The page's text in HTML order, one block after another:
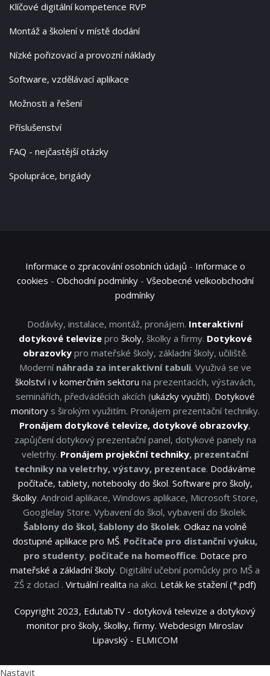
Klíčové digitální kompetence RVP
Montáž a školení v místě dodání
Nízké pořizovací a provozní náklady
Software, vzdělávací aplikace
Možnosti a řešení
Příslušenství
FAQ - nejčastější otázky
Spolupráce, brigády
Informace o zpracování osobních údajů - Informace o
cookies - Obchodní podmínky- Všeobecné velkoobchodní
podmínky
Dodávky, instalace, montáž, pronájem. Interaktivní
dotykové televizepro školy, školky a firmy. Dotykové
obrazovkypro mateřské školy, základní školy, učiliště.
Moderní náhrada za interaktivní tabuli. Využivá se ve
školství i v komerčním sektoru na prezentacích, výstavách,
seminářích, předváděcích akcích (ukázky využití). Dotykové
monitorys širokým využitím. Pronájem prezentační techniky.
Pronájem dotykové televize, dotykové obrazovky,
zapůjčení dotykový prezentační panel, dotykové panely na
veletrhy. Pronájem projekční techniky, prezentační
techniky na veletrhy, výstavy, prezentace. Dodáváme
počítače, tablety, notebooky do škol. Software pro školy,
školky. Android aplikace, Windows aplikace, Microsoft Store,
Googlelay Store. Vybavení do škol, vybavení do školek.
Šablony do škol, šablony do školek. Odkaz na volně
dostupné aplikace pro MŠ. Počítače pro distanční výuku,
pro studenty, počítače na homeoffice. Dotace pro
mateřské a základní školy. Digitální učební pomůcky pro MŠ a
ZŠ z dotací . Virtuální realita na akci. Leták ke stažení (*.pdf)
Copyright 2023, EdutabTV - dotyková televize a dotykový
monitor pro školy, školky, firmy. Webdesign Miroslav
Lipavský - ELMICOM
Nastavit